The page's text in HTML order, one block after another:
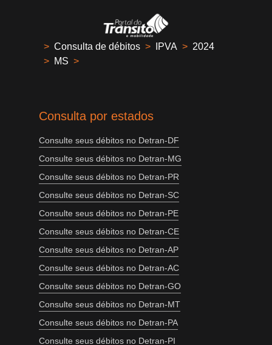
> Consulta de débitos > IPVA > 2024
> MS >
Consulta por estados
Consulte seus débitos no Detran-DF
Consulte seus débitos no Detran-MG
Consulte seus débitos no Detran-PR
Consulte seus débitos no Detran-SC
Consulte seus débitos no Detran-PE
Consulte seus débitos no Detran-CE
Consulte seus débitos no Detran-AP
Consulte seus débitos no Detran-AC
Consulte seus débitos no Detran-GO
Consulte seus débitos no Detran-MT
Consulte seus débitos no Detran-PA
Consulte seus débitos no Detran-PI